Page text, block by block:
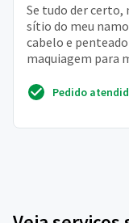
Se tudo der certo,
sítio do meu
cabelo e
maquiagem para
Pedido